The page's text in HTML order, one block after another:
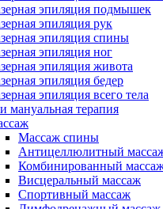
эпиляция подмышек
эпиляция рук
эпиляция спины
эпиляция ног
эпиляция живота
эпиляция бедер
эпиляция всего тела
мануальная терапия
Массаж спины
Антицеллюлитный
Комбинированный
Висцеральный массаж
Спортивный массаж